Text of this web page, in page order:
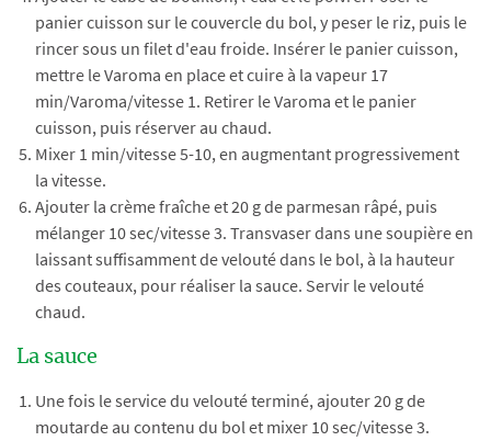
panier cuisson sur le couvercle du bol, y peser le riz, puis le
rincer sous un filet d'eau froide. Insérer le panier cuisson,
mettre le Varoma en place et cuire à la vapeur 17
min/Varoma/vitesse 1. Retirer le Varoma et le panier
cuisson, puis réserver au chaud.
Mixer 1 min/vitesse 5-10, en augmentant progressivement
la vitesse.
Ajouter la crème fraîche et 20 g de parmesan râpé, puis
mélanger 10 sec/vitesse 3. Transvaser dans une soupière en
laissant suffisamment de velouté dans le bol, à la hauteur
des couteaux, pour réaliser la sauce. Servir le velouté
chaud.
La sauce
Une fois le service du velouté terminé, ajouter 20 g de
moutarde au contenu du bol et mixer 10 sec/vitesse 3.